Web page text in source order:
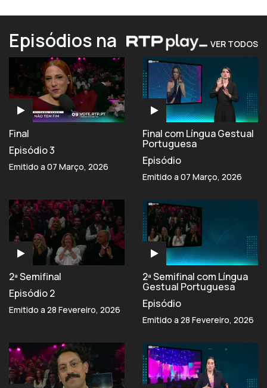
Episódios na VER TODOS
Final
Episódio 3
Emitido a 07 Março, 2026
Final com Língua Gestual
Portuguesa
Episódio
Emitido a 07 Março, 2026
2ª Semifinal
Episódio 2
Emitido a 28 Fevereiro, 2026
2ª Semifinal com Língua
Gestual Portuguesa
Episódio
Emitido a 28 Fevereiro, 2026